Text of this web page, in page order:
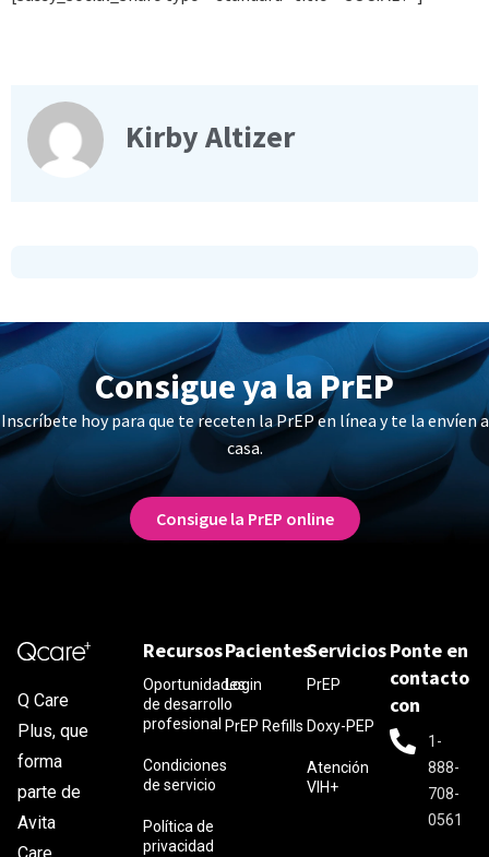
Kirby Altizer
Consigue ya la PrEP
Inscríbete hoy para que te receten la PrEP en línea y te la envíen a
casa.
Consigue la PrEP online
Q Care
Plus, que
forma
parte de
Avita
Recursos
Oportunidades
de desarrollo
profesional
Condiciones
de servicio
Política de
privacidad
Pacientes
Login
PrEP Refills
Servicios
PrEP
Doxy-PEP
Atención
VIH+
Ponte en
contacto
con
1-
888-
708-
0561